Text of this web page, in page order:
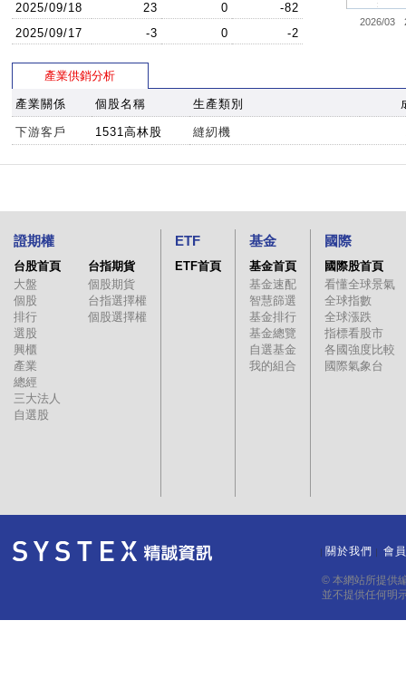
2025/09/18
23 0
-82
2025/09/17
-3 0 -2
2026/03
產業供銷分析
產業關係 個股名稱 生產類別
下游客戶 1531高林股 縫紉機
證期權
台股首頁
大盤
個股
排行
選股
興櫃
產業
總經
三大法人
自選股
台指期貨
個股期貨
台指選擇權
個股選擇權
ETF
ETF首頁
基金
基金首頁
基金速配
智慧篩選
基金排行
基金總覽
自選基金
我的組合
國際
國際股首頁
看懂全球景氣
全球指數
全球漲跌
指標看股市
各國強度比較
國際氣象台
關於我們 會
© 本網站所提供
並不提供任何明